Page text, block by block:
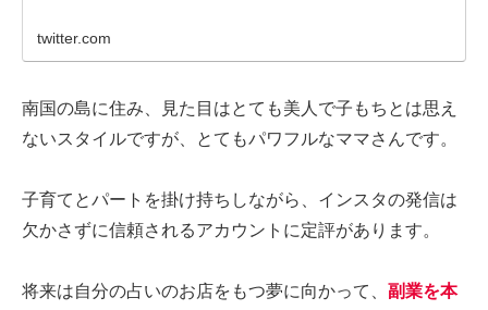
twitter.com
南国の島に住み、見た目はとても美人で子もちとは思え
ないスタイルですが、とてもパワフルなママさんです。
子育てとパートを掛け持ちしながら、インスタの発信は
欠かさずに信頼されるアカウントに定評があります。
将来は自分の占いのお店をもつ夢に向かって、 副業を本